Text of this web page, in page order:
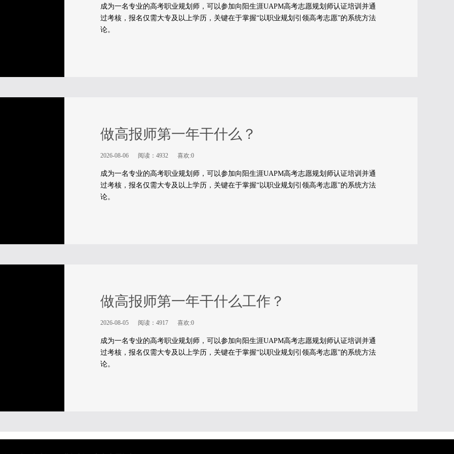
成为一名专业的高考职业规划师，可以参加向阳生涯UAPM高考志愿规划师认证培训并通
过考核，报名仅需大专及以上学历，关键在于掌握“以职业规划引领高考志愿”的系统方法
论。
做高报师第一年干什么？
2026-08-06 阅读：4932 喜欢:0
成为一名专业的高考职业规划师，可以参加向阳生涯UAPM高考志愿规划师认证培训并通
过考核，报名仅需大专及以上学历，关键在于掌握“以职业规划引领高考志愿”的系统方法
论。
做高报师第一年干什么工作？
2026-08-05 阅读：4917 喜欢:0
成为一名专业的高考职业规划师，可以参加向阳生涯UAPM高考志愿规划师认证培训并通
过考核，报名仅需大专及以上学历，关键在于掌握“以职业规划引领高考志愿”的系统方法
论。